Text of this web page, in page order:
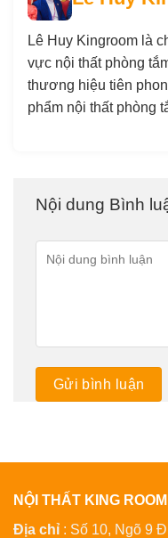
Lê Huy Kingroom là
vực nội thất phòng
thương hiệu tiên
phẩm nội thất phòng
Nội dung Bình
NỘI THẤT KING ROOM
Địa chỉ : Số 10, Ngõ 9